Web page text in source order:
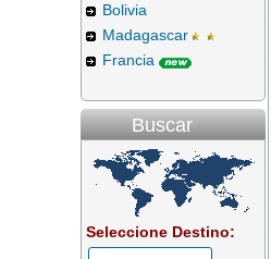
Bolivia
Madagascar
Francia
Buscar
Seleccione Destino: